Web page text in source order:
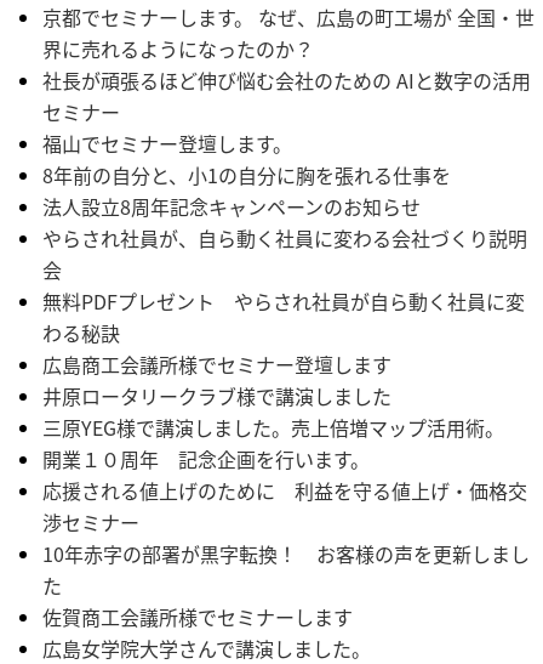
京都でセミナーします。 なぜ、広島の町工場が 全国・世
界に売れるようになったのか？
社長が頑張るほど伸び悩む会社のための AIと数字の活用
セミナー
福山でセミナー登壇します。
8年前の自分と、小1の自分に胸を張れる仕事を
法人設立8周年記念キャンペーンのお知らせ
やらされ社員が、自ら動く社員に変わる会社づくり説明
会
無料PDFプレゼント やらされ社員が自ら動く社員に変
わる秘訣
広島商工会議所様でセミナー登壇します
井原ロータリークラブ様で講演しました
三原YEG様で講演しました。売上倍増マップ活用術。
開業１０周年 記念企画を行います。
応援される値上げのために 利益を守る値上げ・価格交
渉セミナー
10年赤字の部署が黒字転換！ お客様の声を更新しまし
た
佐賀商工会議所様でセミナーします
広島女学院大学さんで講演しました。